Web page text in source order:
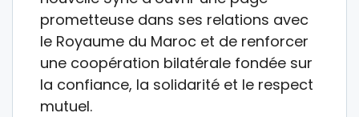
prometteuse dans ses relations avec
le Royaume du Maroc et de renforcer
une coopération bilatérale fondée sur
la confiance, la solidarité et le respect
mutuel.